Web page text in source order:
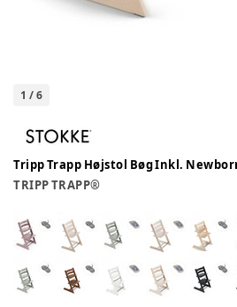
1 /6
Tripp Trapp Højstol Bøg Inkl.
TRIPP TRAPP®